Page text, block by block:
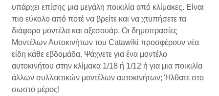
υπάρχει επίσης μια μεγάλη ποικιλία από κλίμακες. Είναι
πιο εύκολο από ποτέ να βρείτε και να χτυπήσετε τα
διάφορα μοντέλα και αξεσουάρ. Οι δημοπρασίες
Μοντέλων Αυτοκινήτων του Catawiki προσφέρουν νέα
είδη κάθε εβδομάδα. Ψάχνετε για ένα μοντέλο
αυτοκινήτου στην κλίμακα 1/18 ή 1/12 ή για μια ποικιλία
άλλων συλλεκτικών μοντέλων αυτοκινήτων; Ήλθατε στο
σωστό μέρος!